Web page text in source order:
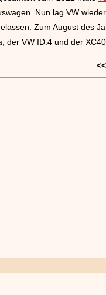
Nun lag VW
Zum August des
der VW ID.4 und der
<<